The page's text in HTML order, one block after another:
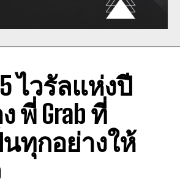
ไวรัลแห่งปี
พี่ Grab ที่
ทุกอย่างให้